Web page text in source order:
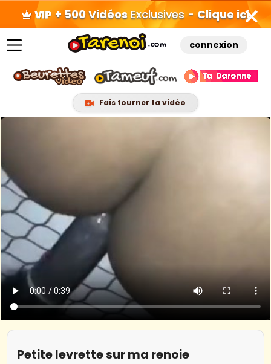
Skip
+ 500 Vidéos Exclusives - Clique ici
connexion
Fais tourner ta vidéo
Petite levrette sur ma renoie